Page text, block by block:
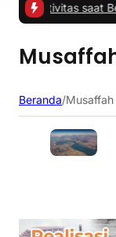
saat Bekerja
Beranda/Musaffah